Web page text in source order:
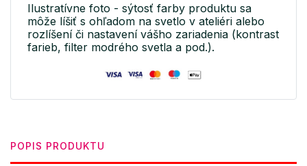
Ilustratívne foto - sýtosť farby produktu sa
môže líšiť s ohľadom na svetlo v ateliéri alebo
rozlíšení či nastavení vášho zariadenia (kontrast
farieb, filter modrého svetla a pod.).
POPIS PRODUKTU